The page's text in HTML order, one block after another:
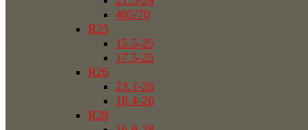
405/70
R25
15.5-25
17.5-25
R26
23.1-26
18.4-26
R28